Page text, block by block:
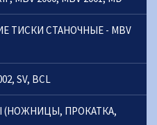
ТИСКИ СТАНОЧНЫЕ - MBV
SV, BCL
(НОЖНИЦЫ, ПРОКАТКА,